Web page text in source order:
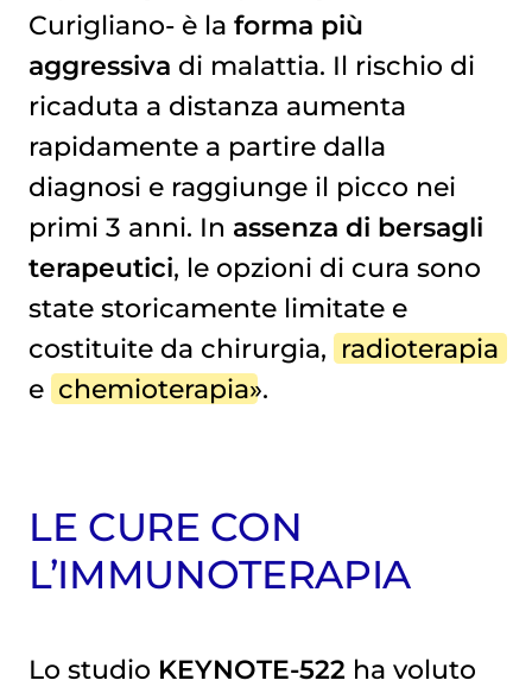
Curigliano- è la forma più
aggressiva di malattia. Il rischio di
ricaduta a distanza aumenta
rapidamente a partire dalla
diagnosi e raggiunge il picco nei
primi 3 anni. In assenza di bersagli
terapeutici, le opzioni di cura sono
state storicamente limitate e
costituite da chirurgia, radioterapia
e chemioterapia».
LE CURE CON
L’IMMUNOTERAPIA
Lo studio KEYNOTE-522ha voluto